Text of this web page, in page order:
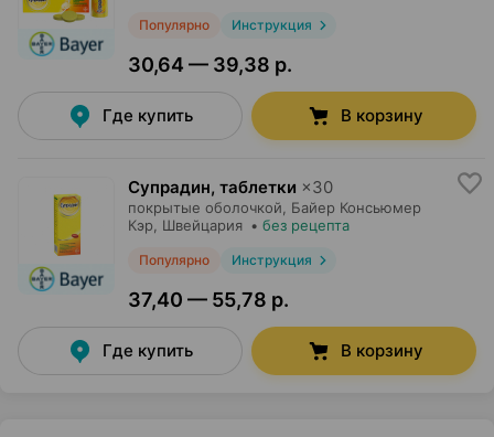
Популярно Инструкция
30,64 — 39,38 р.
Где купить В корзину
Супрадин, таблетки ×30
покрытые оболочкой,
Байер Консьюмер
Кэр , Швейцария • без рецепта
Популярно Инструкция
37,40 — 55,78 р.
Где купить В корзину